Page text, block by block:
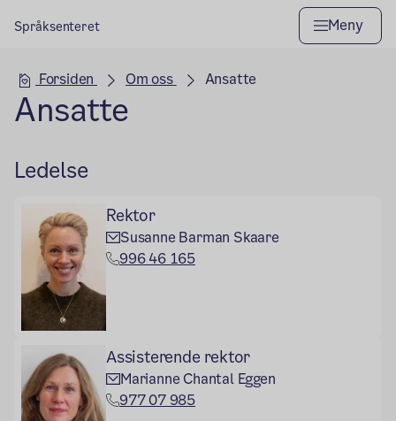
Språksenteret Meny
Hovedseksjon
Forsiden Om oss Ansatte
Ansatte
Ledelse
Rektor
Susanne Barman Skaare
996 46 165
Assisterende rektor
Marianne Chantal Eggen
977 07 985